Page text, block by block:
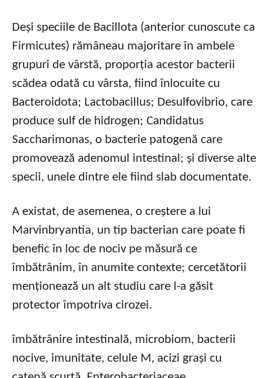
Deși speciile de Bacillota (anterior cunoscute ca
Firmicutes) rămâneau majoritare în ambele
grupuri de vârstă, proporția acestor bacterii
scădea odată cu vârsta, fiind înlocuite cu
Bacteroidota; Lactobacillus; Desulfovibrio, care
produce sulf de hidrogen; Candidatus
Saccharimonas, o bacterie patogenă care
promovează adenomul intestinal; și diverse alte
specii, unele dintre ele fiind slab documentate.
A existat, de asemenea, o creștere a lui
Marvinbryantia, un tip bacterian care poate fi
benefic în loc de nociv pe măsură ce
îmbătrânim, în anumite contexte; cercetătorii
menționează un alt studiu care l-a găsit
protector împotriva cirozei.
îmbătrânire intestinală, microbiom, bacterii
nocive, imunitate, celule M, acizi grași cu